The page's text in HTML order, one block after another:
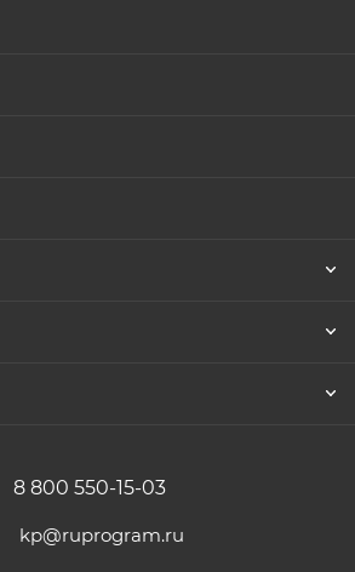
с помощью Virtual PC, Virtual
версии файла VHD.
жесткого диска (.VHD) в виде
копии тома в виде буквы
снимков через Internet Explorer
8 800 550-15-03
kp@ruprogram.ru